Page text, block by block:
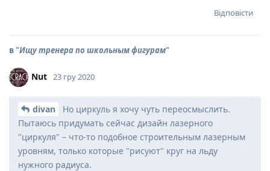
Відповісти
в "Ищу тренера по школьным фигурам"
Nut 23 гру 2020
divan
Но циркуль я хочу чуть переосмыслить.
Пытаюсь придумать сейчас дизайн лазерного
"циркуля" – что-то подобное строительным лазерным
уровням, только которые "рисуют" круг на льду
нужного радиуса.